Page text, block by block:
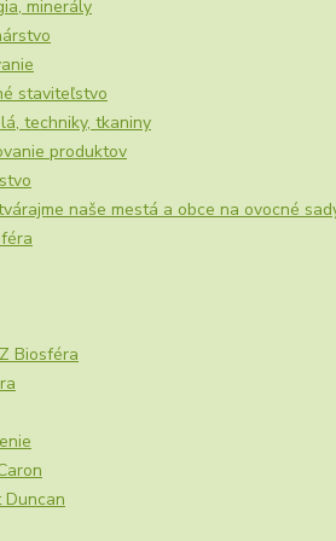
minerály
staviteľstvo
techniky, tkaniny
produktov
naše mestá a obce na ovocné
Biosféra
Duncan